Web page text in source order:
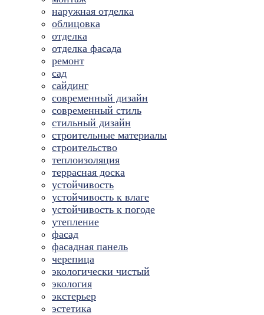
наружная отделка
облицовка
отделка
отделка фасада
ремонт
сад
сайдинг
современный дизайн
современный стиль
стильный дизайн
строительные материалы
строительство
теплоизоляция
террасная доска
устойчивость
устойчивость к влаге
устойчивость к погоде
утепление
фасад
фасадная панель
черепица
экологически чистый
экология
экстерьер
эстетика